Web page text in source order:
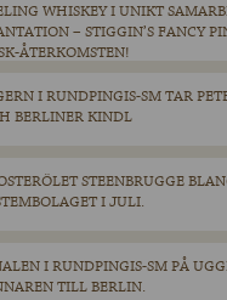
WHISKEY I UNIKT
– STIGGIN’S FANCY
ÅTERKOMSTEN!
I RUNDPINGIS-SM TAR
BERLINER KINDL
STEENBRUGGE
I JULI.
I RUNDPINGIS-SM PÅ
TILL BERLIN.